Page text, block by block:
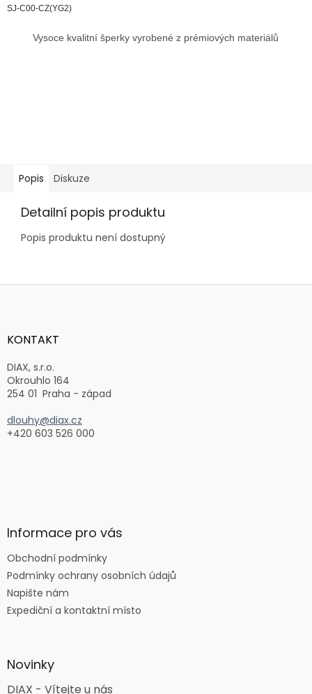
SJ-C00-CZ(YG2)
Vysoce kvalitní šperky vyrobené z prémiových materiálů
Popis Diskuze
Detailní popis produktu
Popis produktu není dostupný
Z
aKONTAKT
DIAX, s.r.o.
Okrouhlo 164
254 01 Praha - západ
dlouhy@diax.cz
+420 603 526 000
Informace pro vás
Obchodní podmínky
Podmínky ochrany osobních údajů
Napište nám
Expediční a kontaktní místo
Novinky
DIAX - Vítejte u nás